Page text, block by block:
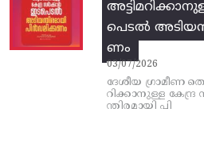
പെടല്‍
ണം
03/07/2026
ദേശീയ ഗ്രാമീണ
റിക്കാനുള്ള
ന്തിരമായി പി